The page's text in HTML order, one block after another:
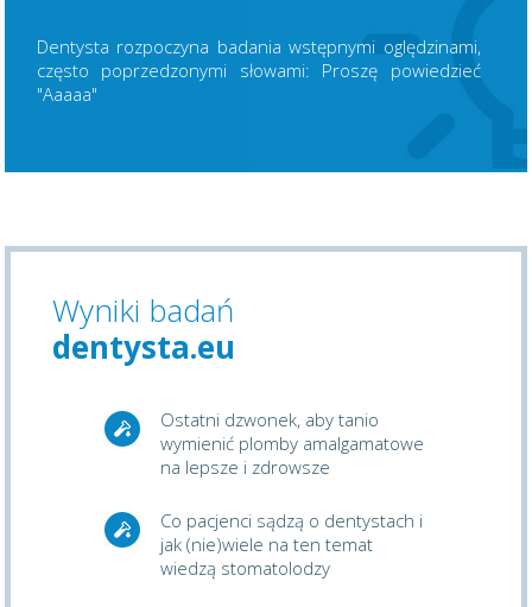
Dentysta rozpoczyna badania wstępnymi oględzinami,
często poprzedzonymi słowami: Proszę powiedzieć
"Aaaaa"
Wyniki badań
dentysta.eu
Ostatni dzwonek, aby tanio
wymienić plomby amalgamatowe
na lepsze i zdrowsze
Co pacjenci sądzą o dentystach i
jak (nie)wiele na ten temat
wiedzą stomatolodzy